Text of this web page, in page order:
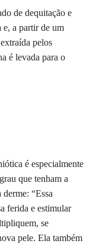
de dequitação e
e, a partir de um
pelos
é levada para o
é especialmente
que tenham a
“Essa
ferida e estimular
se
pele. Ela também